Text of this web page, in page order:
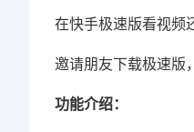
在快手极速版看视频
邀请朋友下载极速版
功能介绍：